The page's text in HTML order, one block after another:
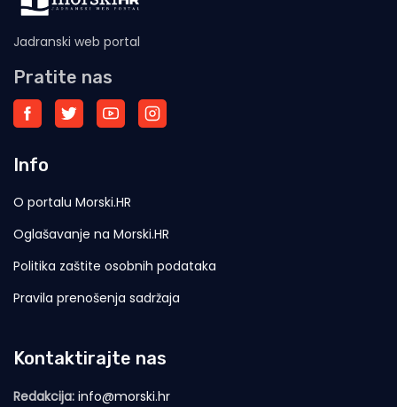
Jadranski web portal
Pratite nas
Info
O portalu Morski.HR
Oglašavanje na Morski.HR
Politika zaštite osobnih podataka
Pravila prenošenja sadržaja
Kontaktirajte nas
Redakcija: info@morski.hr